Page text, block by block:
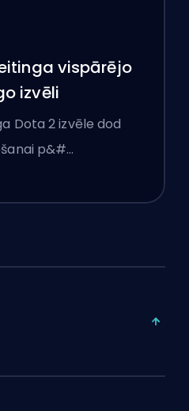
vispārējo
izvēli
Dota 2 izvēle dod
p&#…